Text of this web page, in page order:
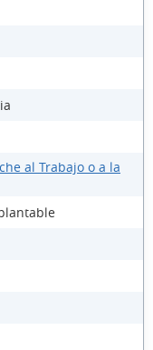
al Trabajo o a la